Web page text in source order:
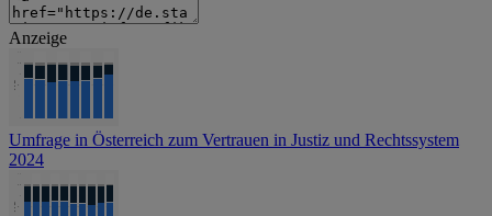
Anzeige
Umfrage in Österreich zum Vertrauen in Justiz und Rechtssystem
2024